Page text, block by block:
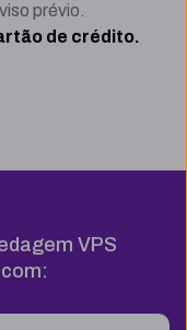
prévio.
de crédito.
VPS